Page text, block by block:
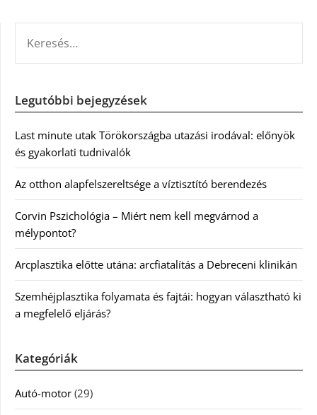
Legutóbbi bejegyzések
Last minute utak Törökországba utazási irodával: előnyök
és gyakorlati tudnivalók
Az otthon alapfelszereltsége a víztisztító berendezés
Corvin Pszichológia – Miért nem kell megvárnod a
mélypontot?
Arcplasztika előtte utána: arcfiatalítás a Debreceni klinikán
Szemhéjplasztika folyamata és fajtái: hogyan választható ki
a megfelelő eljárás?
Kategóriák
Autó-motor (29)